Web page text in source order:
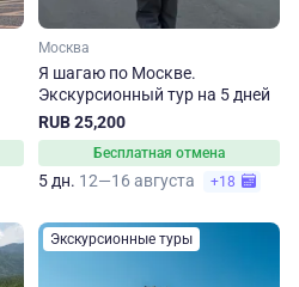
Москва
Я шагаю по Москве.
Экскурсионный тур на 5 дней
RUB 25,200
Бесплатная отмена
5 дн. 12—16 августа +18
Экскурсионные туры